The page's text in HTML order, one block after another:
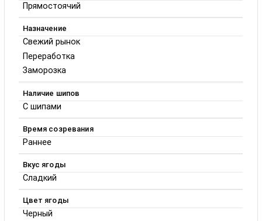
Прямостоячий
Назначение
Свежий рынок
Переработка
Заморозка
Наличие шипов
С шипами
Время созревания
Раннее
Вкус ягоды
Сладкий
Цвет ягоды
Черный